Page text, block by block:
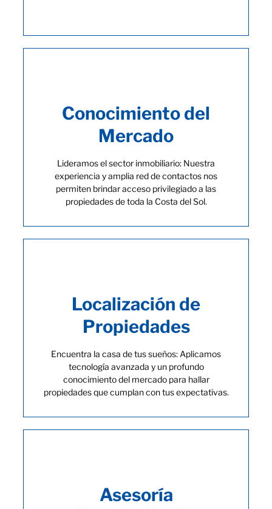
Conocimiento del
Mercado
Lideramos el sector inmobiliario: Nuestra
experiencia y amplia red de contactos nos
permiten brindar acceso privilegiado a las
propiedades de toda la Costa del Sol.
Localización de
Propiedades
Encuentra la casa de tus sueños: Aplicamos
tecnología avanzada y un profundo
conocimiento del mercado para hallar
propiedades que cumplan con tus expectativas.
Asesoría